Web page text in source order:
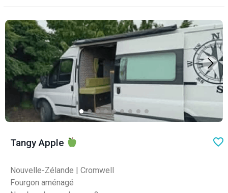
Tangy Apple
Nouvelle-Zélande | Cromwell
Fourgon aménagé